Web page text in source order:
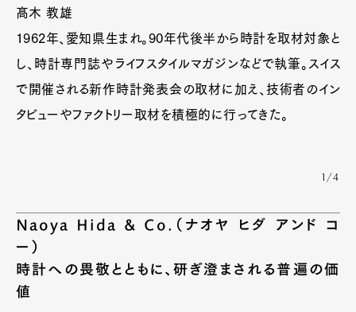
髙木 教雄
1962年、愛知県生まれ。90年代後半から時計を取材対象と
し、時計専門誌やライフスタイルマガジンなどで執筆。スイス
で開催される新作時計発表会の取材に加え、技術者のイン
タビューやファクトリー取材を積極的に行ってきた。
1/4
Naoya Hida & Co.（ナオヤ ヒダ アンド コ
ー）
時計への畏敬とともに、研ぎ澄まされる普遍の価
値